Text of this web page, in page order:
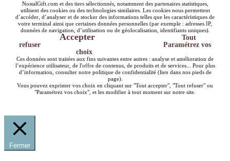
NostalGift.com et des tiers sélectionnés, notamment des partenaires statistiques,
utilisent des cookies ou des technologies similaires. Les cookies nous permettent
d’accéder, d’analyser et de stocker des informations telles que les caractéristiques de
votre terminal ainsi que certaines données personnelles (par exemple : adresses IP,
données de navigation, d’utilisation ou de géolocalisation, identifiants uniques).
Accepter
Tout
refuser
Paramétrez vos
choix
Ces données sont traitées aux fins suivantes entre autres : analyse et amélioration de
l’expérience utilisateur, de l'offre de contenus, de produits et de services... Pour plus
d’information, consulter notre politique de confidentialité (lien dans nos pieds de
page).
Vous pouvez exprimer vos choix en cliquant sur "Tout accepter", "Tout refuser" ou
"Paramétrez vos choix", et les modifier à tout moment sur notre site.
Fermer